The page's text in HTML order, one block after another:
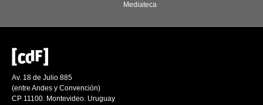
Mediateca
Av. 18 de Julio 885
(entre Andes y Convención)
CP 11100. Montevideo. Uruguay